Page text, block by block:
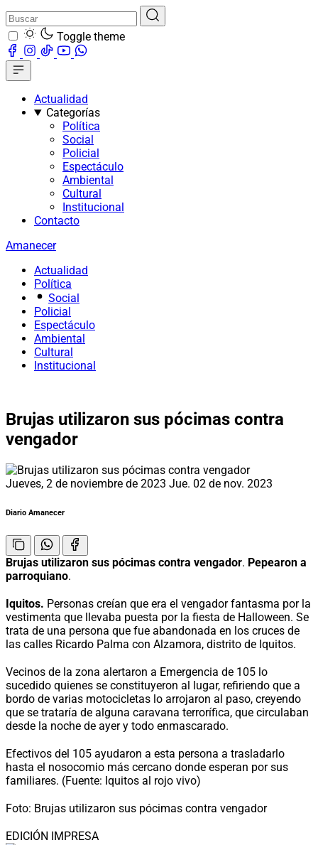
Toggle theme
Actualidad
Categorías
Política
Social
Policial
Espectáculo
Ambiental
Cultural
Institucional
Contacto
Amanecer
Actualidad
Política
Social
Policial
Espectáculo
Ambiental
Cultural
Institucional
Brujas utilizaron sus pócimas contra
vengador
Jueves, 2 de noviembre de 2023 Jue. 02 de nov. 2023
Diario Amanecer
Brujas utilizaron sus pócimas contra vengador. Pepearon a
parroquiano.
Iquitos. Personas creían que era el vengador fantasma por la
vestimenta que llevaba puesta por la fiesta de Halloween. Se
trata de una persona que fue abandonada en los cruces de
las calles Ricardo Palma con Alzamora, distrito de Iquitos.
Vecinos de la zona alertaron a Emergencia de 105 lo
sucedido quienes se constituyeron al lugar, refiriendo que a
bordo de varias motocicletas lo arrojaron al paso, creyendo
que se trataría de alguna caravana terrorífica, que circulaban
desde la noche de ayer y todo enmascarado.
Efectivos del 105 ayudaron a esta persona a trasladarlo
hasta el nosocomio más cercano donde esperan por sus
familiares. (Fuente: Iquitos al rojo vivo)
Foto: Brujas utilizaron sus pócimas contra vengador
EDICIÓN IMPRESA